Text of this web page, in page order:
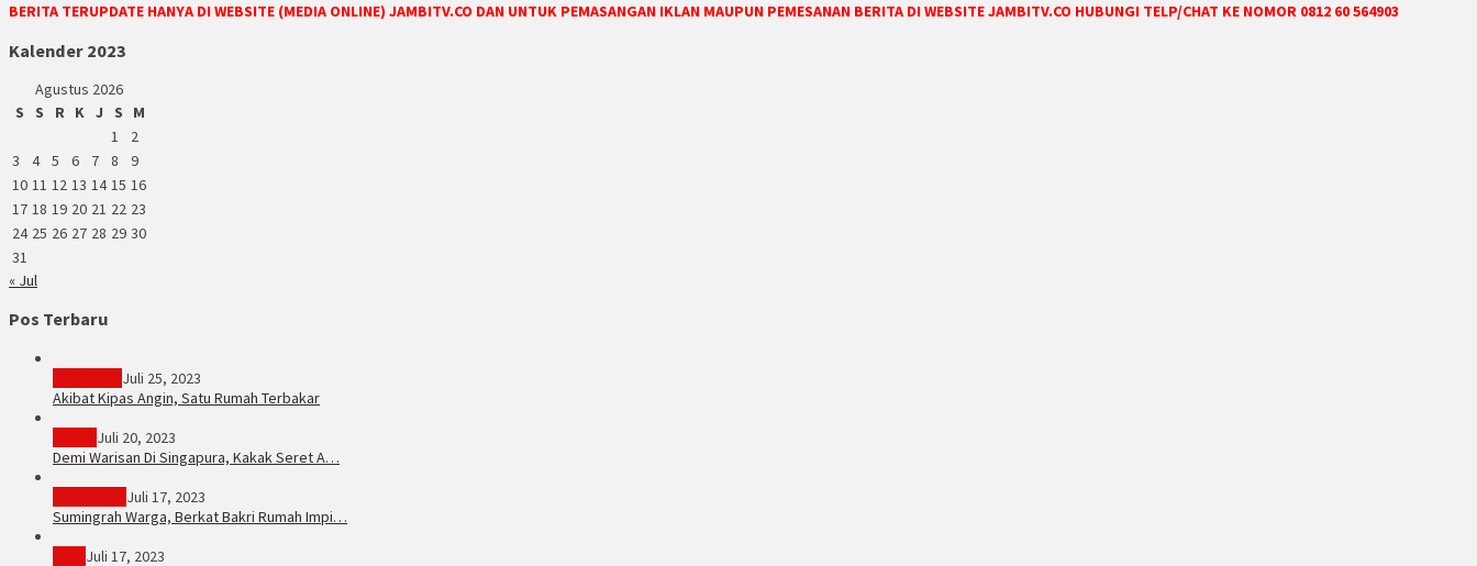
BERITA TERUPDATE HANYA DI WEBSITE (MEDIA ONLINE) JAMBITV.CO DAN UNTUK PEMASANGAN IKLAN MAUPUN PEMESANAN BERITA DI WEBSITE JAMBITV.CO HUBUNGI TELP/CHAT KE NOMOR 0812 60 564903
Kalender 2023
Agustus 2026
S
S R K J S
M
1
2
3
4 5 6 7 8
9
10 11 12 13 14 15 16
17 18 19 20 21 22 23
24 25 26 27 28 29 30
31
« Jul
Pos Terbaru
Juli 25, 2023
Akibat Kipas Angin, Satu Rumah Terbakar
Juli 20, 2023
Demi Warisan Di Singapura, Kakak Seret A…
Juli 17, 2023
Sumingrah Warga, Berkat Bakri Rumah Impi…
Juli 17, 2023